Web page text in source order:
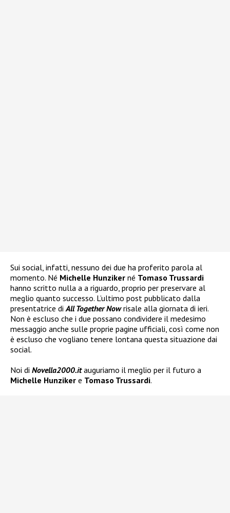
Sui social, infatti, nessuno dei due ha proferito parola al
momento. Né Michelle Hunziker né Tomaso Trussardi
hanno scritto nulla a a riguardo, proprio per preservare al
meglio quanto successo. L’ultimo post pubblicato dalla
presentatrice diAll Together Nowrisale alla giornata di ieri.
Non è escluso che i due possano condividere il medesimo
messaggio anche sulle proprie pagine ufficiali, così come non
è escluso che vogliano tenere lontana questa situazione dai
social.
Noi di Novella2000.itauguriamo il meglio per il futuro a
Michelle Hunziker e Tomaso Trussardi.